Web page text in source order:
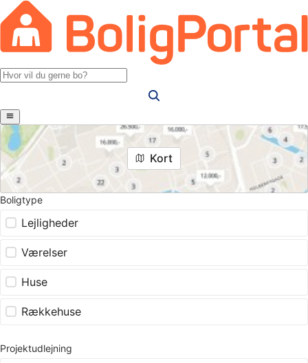
Kort
Boligtype
Lejligheder
Værelser
Huse
Rækkehuse
Projektudlejning